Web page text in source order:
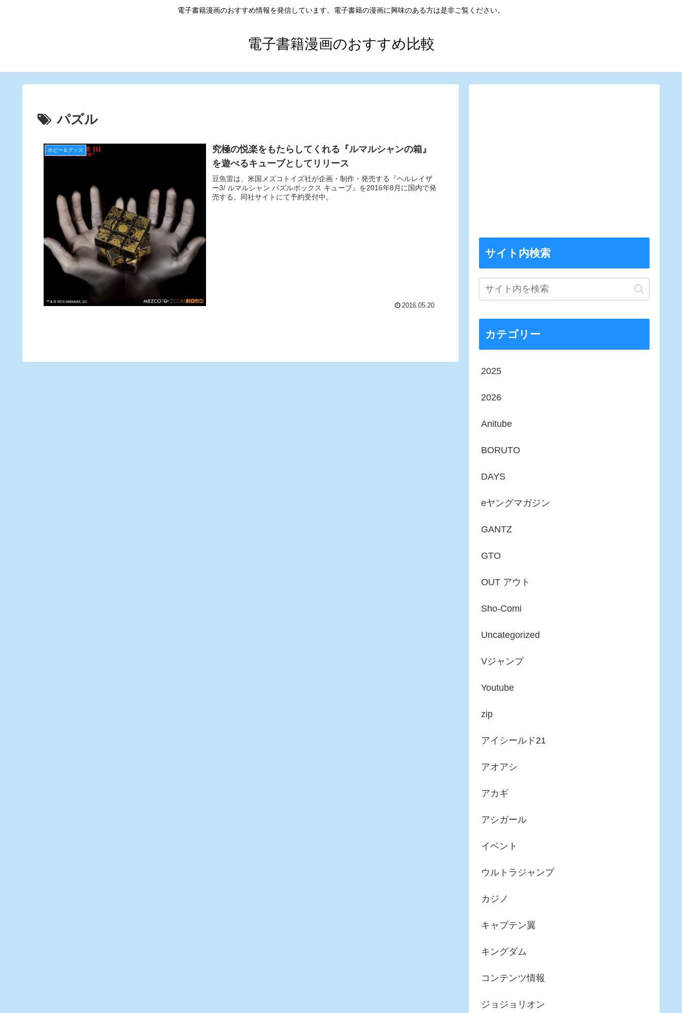
電子書籍漫画のおすすめ情報を発信しています。電子書籍の漫画に興味のある方は是非ご覧ください。
電子書籍漫画のおすすめ比較
パズル
ホビー＆グッズ
究極の悦楽をもたらしてくれる『ルマルシャンの箱』
を遊べるキューブとしてリリース
豆魚雷は、米国メズコトイズ社が企画・制作・発売する『ヘルレイザ
ー3/ ルマルシャン パズルボックス キューブ』を2016年8月に国内で発
売する。同社サイトにて予約受付中。
2016.05.20
サイト内検索
カテゴリー
2025
2026
Anitube
BORUTO
DAYS
eヤングマガジン
GANTZ
GTO
OUT アウト
Sho-Comi
Uncategorized
Vジャンプ
Youtube
zip
アイシールド21
アオアシ
アカギ
アシガール
イベント
ウルトラジャンプ
カジノ
キャプテン翼
キングダム
コンテンツ情報
ジョジョリオン